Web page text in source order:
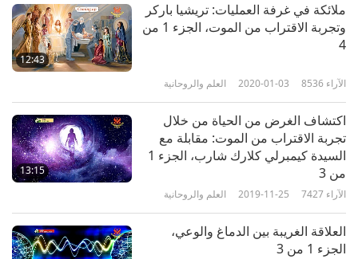
12:43
ملائكة في غرفة العمليات: تريشيا باركر
وتجربة الاقتراب من الموت، الجزء 1 من
4
العلم والروحانية 2020-01-03 8536 الآراء
13:15
اكتشاف الغرض من الحياة من خلال
تجربة الاقتراب من الموت: مقابلة مع
السيدة كيمبرلي كلارك شارب، الجزء 1
من 3
العلم والروحانية 2019-11-25 7427 الآراء
العلاقة الغريبة بين الدماغ والوعي،
الجزء 1 من 3